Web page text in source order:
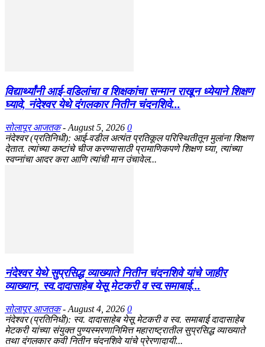
विद्यार्थ्यांनी आई-वडिलांचा व शिक्षकांचा सन्मान राखून ध्येयाने शिक्षण
घ्यावे, नंदेश्वर येथे दंगलकार नितीन चंदनशिवे...
सोलापूर आजतक - August 5, 2026 0
नंदेश्वर (प्रतिनिधी): आई-वडील अत्यंत प्रतिकूल परिस्थितीतून मुलांना शिक्षण
देतात. त्यांच्या कष्टांचे चीज करण्यासाठी प्रामाणिकपणे शिक्षण घ्या, त्यांच्या
स्वप्नांचा आदर करा आणि त्यांची मान उंचावेल...
नंदेश्वर येथे सुप्रसिद्ध व्याख्याते नितीन चंदनशिवे यांचे जाहीर
व्याख्यान, स्व.दादासाहेब येसू मेटकरी व स्व.समाबाई...
सोलापूर आजतक - August 4, 2026 0
नंदेश्वर (प्रतिनिधी): स्व. दादासाहेब येसू मेटकरी व स्व. समाबाई दादासाहेब
मेटकरी यांच्या संयुक्त पुण्यस्मरणानिमित्त महाराष्ट्रातील सुप्रसिद्ध व्याख्याते
तथा दंगलकार कवी नितीन चंदनशिवे यांचे प्रेरणादायी...